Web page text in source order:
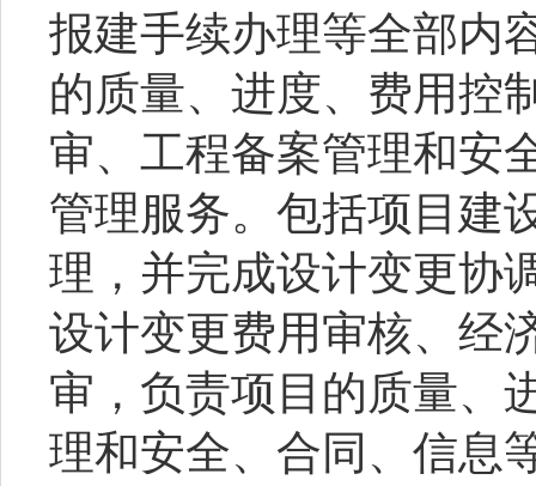
报建手续办理等全部内
的质量、进度、费用控
审、工程备案管理和安
管理服务。包括项目建
理，并完成设计变更协
设计变更费用审核、经
审，负责项目的质量、
理和安全、合同、信息